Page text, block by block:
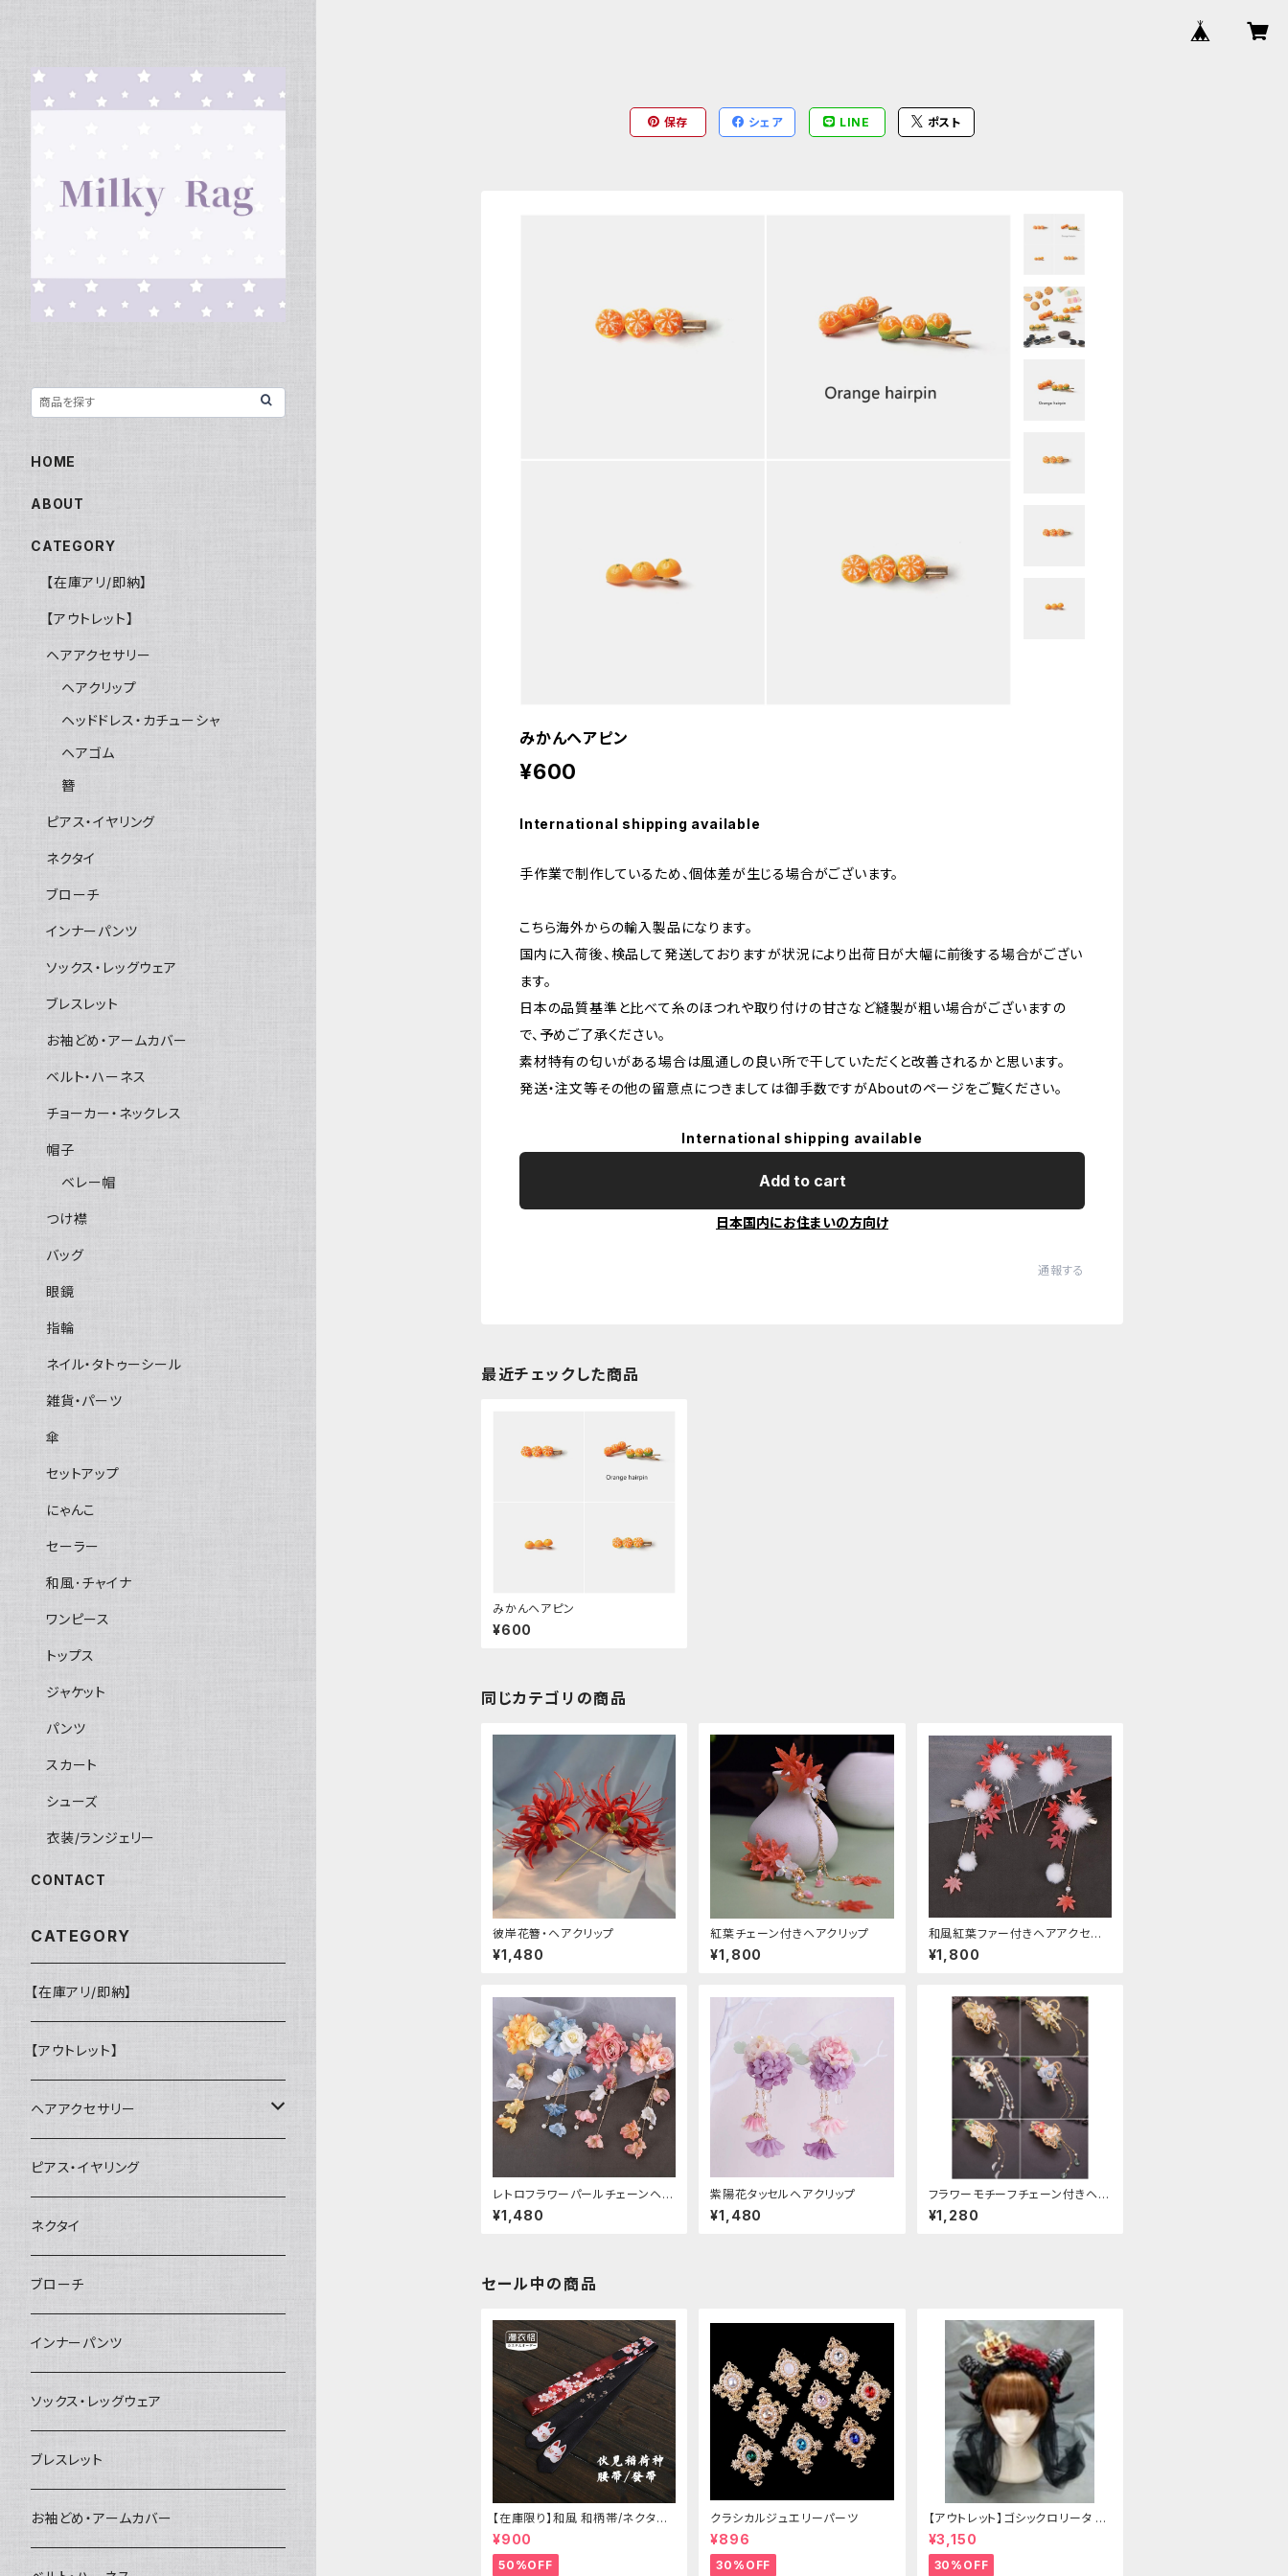
保存 シェア LINE ポスト
みかんヘアピン
¥600
International shipping available
手作業で制作しているため、個体差が生じる場合がございます。
こちら海外からの輸入製品になります。
国内に入荷後、検品して発送しておりますが状況により出荷日が大幅に前後する場合がござい
ます。
日本の品質基準と比べて糸のほつれや取り付けの甘さなど縫製が粗い場合がございますの
で、予めご了承ください。
素材特有の匂いがある場合は風通しの良い所で干していただくと改善されるかと思います。
発送・注文等その他の留意点につきましては御手数ですがAboutのページをご覧ください。
International shipping available
Add to cart
日本国内にお住まいの方向け
通報する
最近チェックした商品
みかんヘアピン
¥600
同じカテゴリの商品
彼岸花簪・ヘアクリップ
¥1,480
紅葉チェーン付きヘアクリップ
¥1,800
和風紅葉ファー付きヘアアクセサ
リー
¥1,800
レトロフラワーパールチェーンヘア
クリップ
¥1,480
紫陽花タッセルヘアクリップ
¥1,480
フラワーモチーフチェーン付きヘア
クリップ
¥1,280
セール中の商品
【在庫限り】和風 和柄帯/ネクタイ/
リボン（狐面/金魚
¥900
50%OFF
クラシカルジュエリーパーツ
¥896
30%OFF
【アウトレット】ゴシックロリータ ゴ
ールドクラウン＆ホーン(ヴェール
付き)
¥3,150
30%OFF
HOME
ABOUT
CATEGORY
【在庫アリ/即納】
【アウトレット】
ヘアアクセサリー
ヘアクリップ
ヘッドドレス・カチューシャ
ヘアゴム
簪
ピアス・イヤリング
ネクタイ
ブローチ
インナーパンツ
ソックス・レッグウェア
ブレスレット
お袖どめ・アームカバー
ベルト・ハーネス
チョーカー・ネックレス
帽子
ベレー帽
つけ襟
バッグ
眼鏡
指輪
ネイル・タトゥーシール
雑貨・パーツ
傘
セットアップ
にゃんこ
セーラー
和風･チャイナ
ワンピース
トップス
ジャケット
パンツ
スカート
シューズ
衣装/ランジェリー
CONTACT
CATEGORY
【在庫アリ/即納】
【アウトレット】
ヘアアクセサリー
ヘアクリップ
ヘッドドレス・カチューシャ
ヘアゴム
簪
ピアス・イヤリング
ネクタイ
ブローチ
インナーパンツ
ソックス・レッグウェア
ブレスレット
お袖どめ・アームカバー